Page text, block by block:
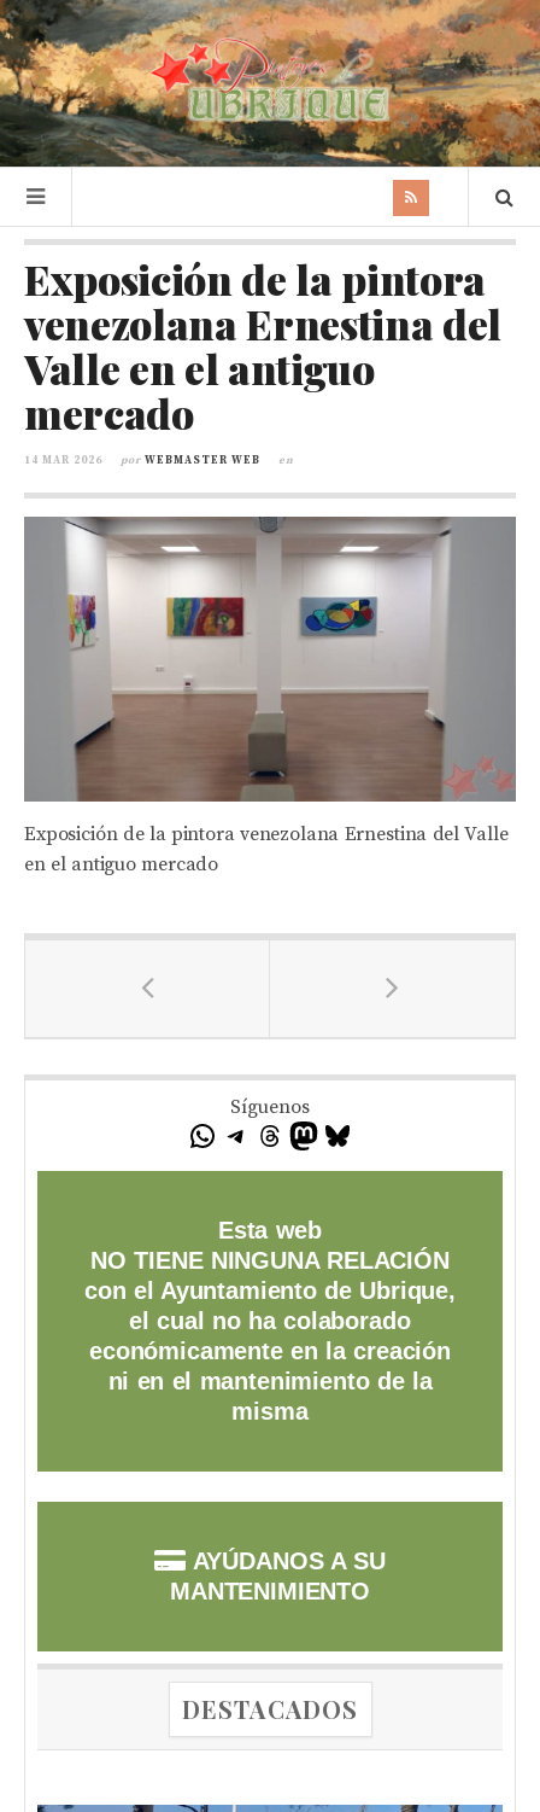
Exposición de la pintora
venezolana Ernestina del
Valle en el antiguo
mercado
14 MAR 2026 por WEBMASTER WEB en
Exposición de la pintora venezolana Ernestina del Valle
en el antiguo mercado
Síguenos
Esta web
NO TIENE NINGUNA RELACIÓN
con el Ayuntamiento de Ubrique,
el cual no ha colaborado
económicamente en la creación
ni en el mantenimiento de la
misma
AYÚDANOS A SU
MANTENIMIENTO
DESTACADOS